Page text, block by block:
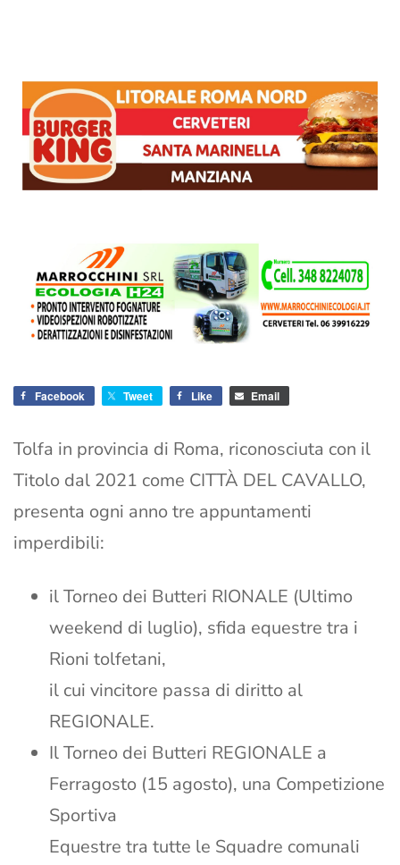
Facebook Tweet Like Email
Tolfa in provincia di Roma, riconosciuta con il
Titolo dal 2021 come CITTÀ DEL CAVALLO,
presenta ogni anno tre appuntamenti
imperdibili:
il Torneo dei Butteri RIONALE (Ultimo
weekend di luglio), sfida equestre tra i
Rioni tolfetani,
il cui vincitore passa di diritto al
REGIONALE.
Il Torneo dei Butteri REGIONALE a
Ferragosto (15 agosto), una Competizione
Sportiva
Equestre tra tutte le Squadre comunali